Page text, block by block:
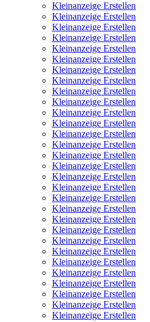
Kleinanzeige Erstellen
Kleinanzeige Erstellen
Kleinanzeige Erstellen
Kleinanzeige Erstellen
Kleinanzeige Erstellen
Kleinanzeige Erstellen
Kleinanzeige Erstellen
Kleinanzeige Erstellen
Kleinanzeige Erstellen
Kleinanzeige Erstellen
Kleinanzeige Erstellen
Kleinanzeige Erstellen
Kleinanzeige Erstellen
Kleinanzeige Erstellen
Kleinanzeige Erstellen
Kleinanzeige Erstellen
Kleinanzeige Erstellen
Kleinanzeige Erstellen
Kleinanzeige Erstellen
Kleinanzeige Erstellen
Kleinanzeige Erstellen
Kleinanzeige Erstellen
Kleinanzeige Erstellen
Kleinanzeige Erstellen
Kleinanzeige Erstellen
Kleinanzeige Erstellen
Kleinanzeige Erstellen
Kleinanzeige Erstellen
Kleinanzeige Erstellen
Kleinanzeige Erstellen